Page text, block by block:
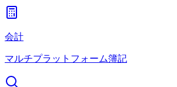
会計
マルチプラットフォーム簿記